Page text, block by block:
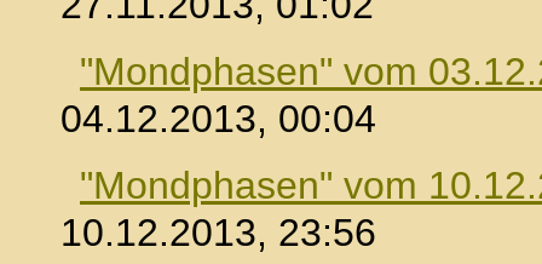
"Mondphasen" vom
04.12.2013, 00:04
"Mondphasen" vom
10.12.2013, 23:56